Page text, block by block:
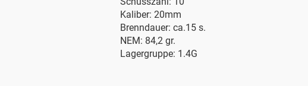
Kaliber: 20mm
Brenndauer: ca.15 s.
NEM: 84,2 gr.
Lagergruppe: 1.4G